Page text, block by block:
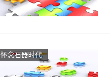
怀念石器时代